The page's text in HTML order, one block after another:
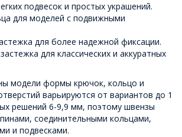
подвесок и простых украшений.
для моделей с подвижными
для более надежной фиксации.
для классических и аккуратных
модели формы крючок, кольцо и
варьируются от вариантов до 1
решений 6-9,9 мм, поэтому швензы
соединительными кольцами,
и подвесками.